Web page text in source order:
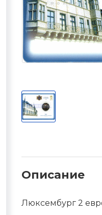
Описание
Люксембург 2